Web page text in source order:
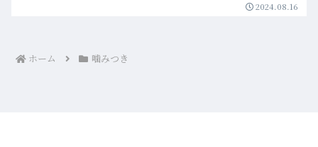
2024.08.16
ホーム 噛みつき